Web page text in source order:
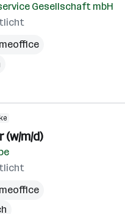
Gesellschaft mbH
m/d)